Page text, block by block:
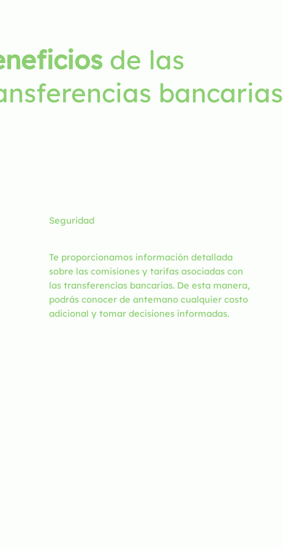
de las
bancarias
Seguridad
Te proporcionamos información detallada
sobre las comisiones y tarifas asociadas con
las transferencias bancarias. De esta manera,
podrás conocer de antemano cualquier costo
adicional y tomar decisiones informadas.